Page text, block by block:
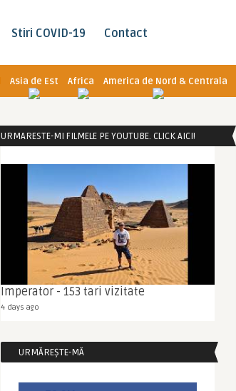
Stiri COVID-19 Contact
Asia de Est Africa America de Nord & Centrala
URMARESTE-MI FILMELE PE YOUTUBE. CLICK AICI!
Imperator - 153 tari vizitate
4 days ago
URMĂREȘTE-MĂ